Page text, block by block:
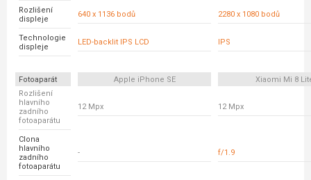
Rozlišení
displeje
640 x 1136 bodů 2280 x 1080 bodů
Technologie
displeje
LED-backlit IPS LCD IPS
Fotoaparát Apple iPhone SE
Xiaomi Mi 8
Rozlišení
hlavního
zadního
fotoaparátu
12 Mpx 12 Mpx
Clona
hlavního
zadního
fotoaparátu
- f/1.9